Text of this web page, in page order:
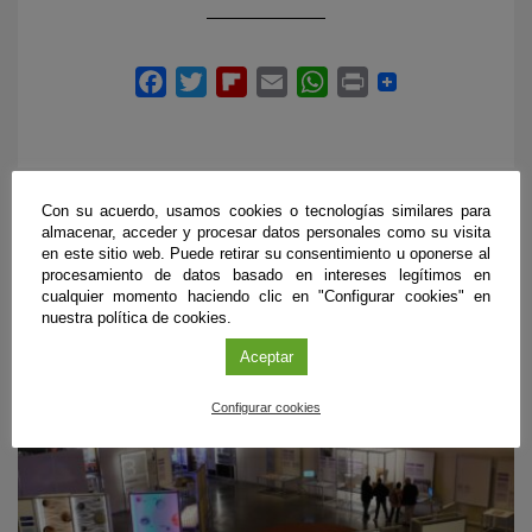
PRÓXIMOS EVENTOS
Con su acuerdo, usamos cookies o tecnologías similares para
almacenar, acceder y procesar datos personales como su visita
en este sitio web. Puede retirar su consentimiento u oponerse al
procesamiento de datos basado en intereses legítimos en
cualquier momento haciendo clic en "Configurar cookies" en
nuestra política de cookies.
Aceptar
Configurar cookies